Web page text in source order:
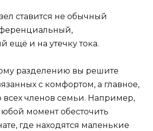
ставится не обычный
ещё и на утечку тока.
разделению вы решите
с комфортом, а главное,
всех членов семьи. Например,
момент обесточить
где находятся маленькие